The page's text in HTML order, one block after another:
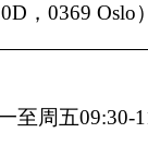
，0369 Oslo
至周五09:30-